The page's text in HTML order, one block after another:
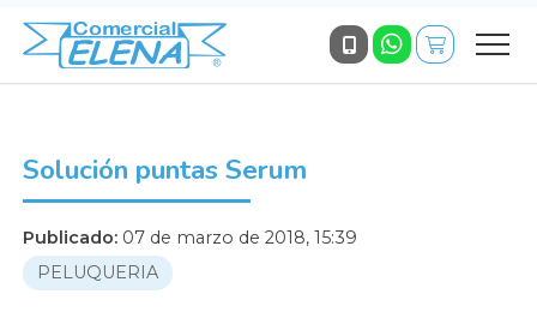
Solución puntas Serum
Publicado: 07 de marzo de 2018, 15:39
PELUQUERIA